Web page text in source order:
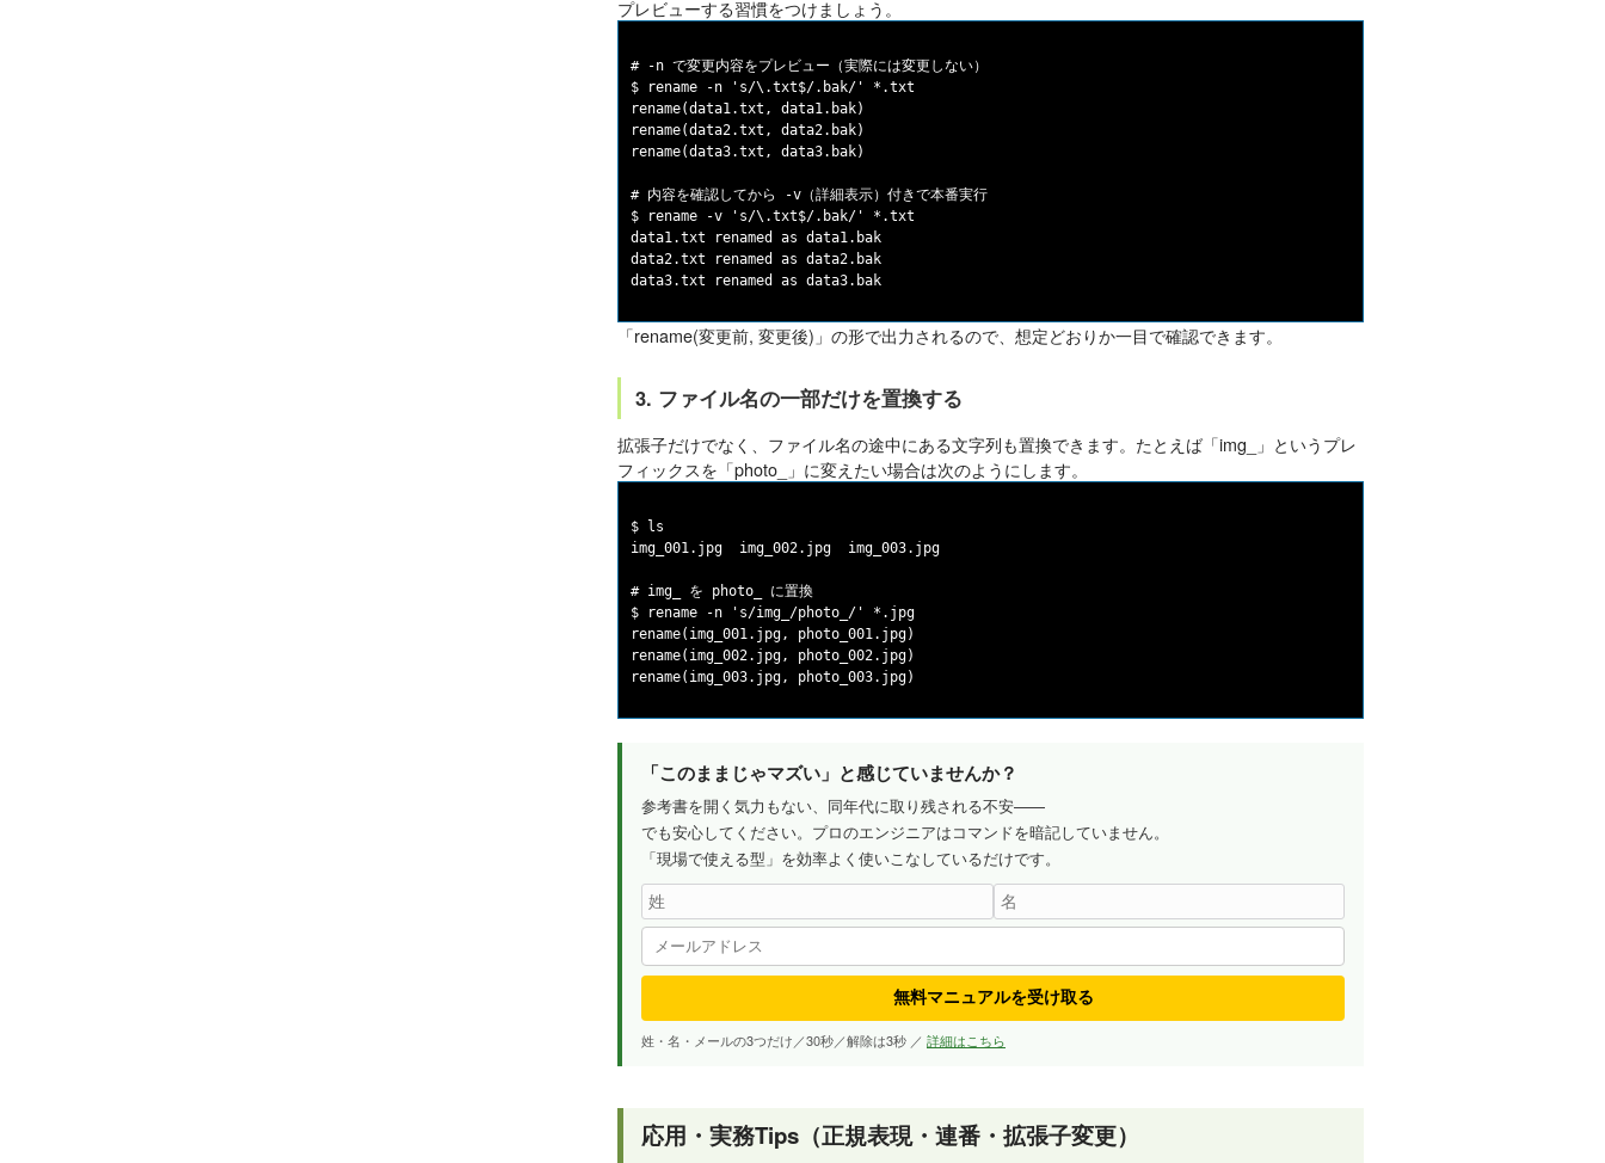
プレビューする習慣をつけましょう。
# -n で変更内容をプレビュー（実際には変更しない）
$ rename -n 's/\.txt$/.bak/' *.txt
rename(data1.txt, data1.bak)
rename(data2.txt, data2.bak)
rename(data3.txt, data3.bak)
# 内容を確認してから -v（詳細表示）付きで本番実行
$ rename -v 's/\.txt$/.bak/' *.txt
data1.txt renamed as data1.bak
data2.txt renamed as data2.bak
「rename(変更前, 変更後)」の形で出力されるので、想定どおりか一目で確認できます。
3. ファイル名の一部だけを置換する
拡張子だけでなく、ファイル名の途中にある文字列も置換できます。たとえば「img_」というプレ
フィックスを「photo_」に変えたい場合は次のようにします。
$ ls
img_001.jpg  img_002.jpg  img_003.jpg
# img_ を photo_ に置換
$ rename -n 's/img_/photo_/' *.jpg
rename(img_001.jpg, photo_001.jpg)
rename(img_002.jpg, photo_002.jpg)
「このままじゃマズい」と感じていませんか？
参考書を開く気力もない、同年代に取り残される不安——
でも安心してください。プロのエンジニアはコマンドを暗記していません。
「現場で使える型」を効率よく使いこなしているだけです。
無料マニュアルを受け取る
姓・名・メールの3つだけ／30秒／解除は3秒 ／ 詳細はこちら
応用・実務Tips（正規表現・連番・拡張子変更）